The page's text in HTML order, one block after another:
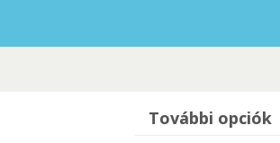
További opciók